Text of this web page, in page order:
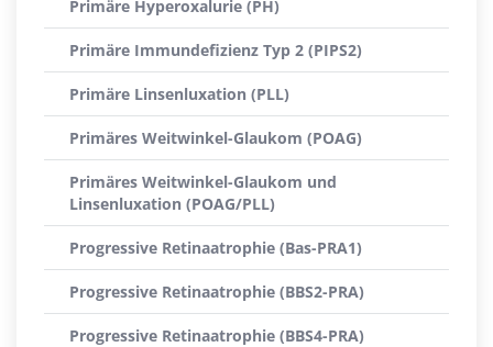
Primäre Hyperoxalurie (PH)
Primäre Immundefizienz Typ 2 (PIPS2)
Primäre Linsenluxation (PLL)
Primäres Weitwinkel-Glaukom (POAG)
Primäres Weitwinkel-Glaukom und
Linsenluxation (POAG/PLL)
Progressive Retinaatrophie (Bas-PRA1)
Progressive Retinaatrophie (BBS2-PRA)
Progressive Retinaatrophie (BBS4-PRA)